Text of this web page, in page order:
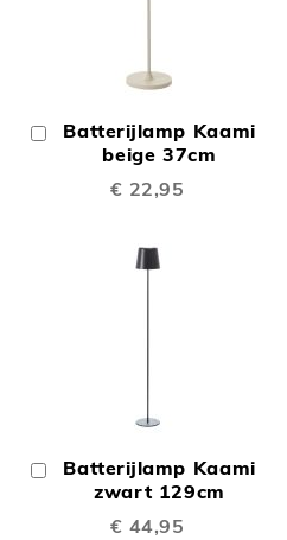
Batterijlamp Kaami
beige 37cm
€ 22,95
In
Winkelwagen
Batterijlamp Kaami
zwart 129cm
€ 44,95
In
Winkelwagen